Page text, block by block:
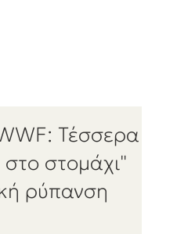
Τέσσερα
στο στομάχι"
ρύπανση